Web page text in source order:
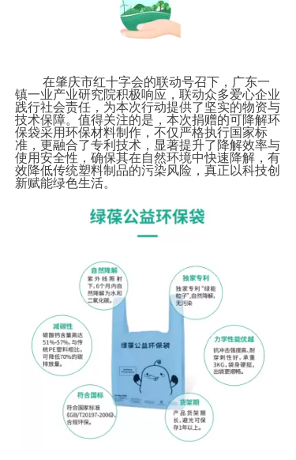
在肇庆市红十字会的联动号召下，广东一
镇一业产业研究院积极响应，联动众多爱心企业
践行社会责任，为本次行动提供了坚实的物资与
技术保障。值得关注的是，本次捐赠的可降解环
保袋采用环保材料制作，不仅严格执行国家标
准，更融合了专利技术，显著提升了降解效率与
使用安全性，确保其在自然环境中快速降解，有
效降低传统塑料制品的污染风险，真正以科技创
新赋能绿色生活。